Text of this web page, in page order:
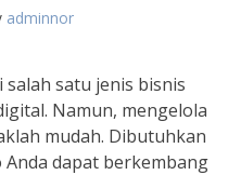
adminnor
satu jenis bisnis
Namun, mengelola
mudah. Dibutuhkan
dapat berkembang